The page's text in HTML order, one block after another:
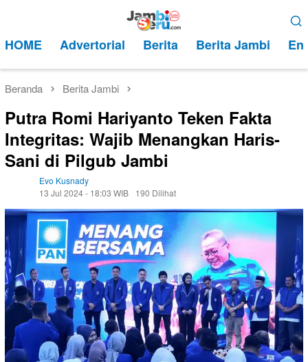
kontenMobile
HOME Advertorial Berita Berita Jambi
Beranda Berita Jambi
Putra Romi Hariyanto Teken Fakta
Integritas: Wajib Menangkan Haris-
Sani di Pilgub Jambi
Evo Kusnady
13 Jul 2024 - 18:03 WIB
190 Dilihat